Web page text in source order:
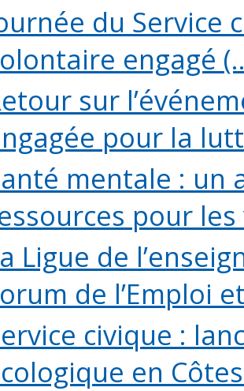
du Service
engagé
sur
pour la
mentale : un
pour
Ligue de
de l’Emploi
civique :
en